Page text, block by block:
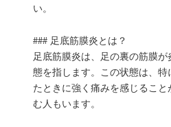
い。
### 足底筋膜炎とは？
足底筋膜炎は、足の裏の筋膜
態を指します。この状態は、
たときに強く痛みを感じるこ
む人もいます。